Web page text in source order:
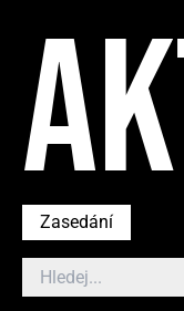
Zasedání